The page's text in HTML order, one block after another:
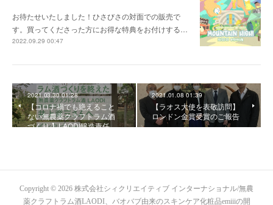
お待たせいたしました！ひさびさの対面での販売で
す。買ってくださった方にお得な特典をお付けする…
2022.09.29 00:47
2021.03.30 01:28
【コロナ禍でも絶えること
ない無農薬クラフトラム酒
づくり 】LAODI醸造責任…
2021.01.08 01:39
【ラオス大使を表敬訪問】
ロンドン金賞受賞のご報告
Copyright © 2026 株式会社シィクリエイティブ インターナショナル/無農
薬クラフトラム酒LAODI、バオバブ由来のスキンケア化粧品emiiiの開